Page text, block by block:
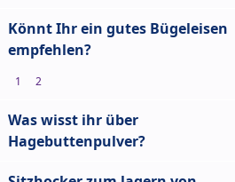
Könnt Ihr ein gutes Bügeleisen
empfehlen?
1 2
Was wisst ihr über
Hagebuttenpulver?